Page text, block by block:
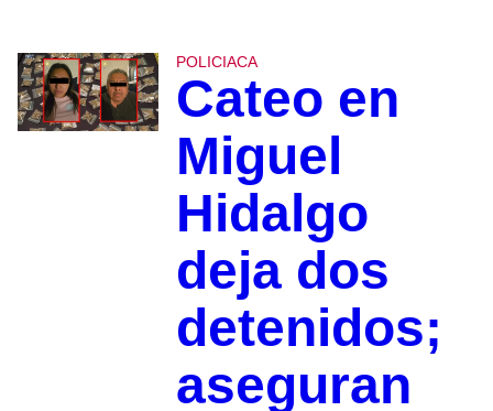
POLICIACA
Cateo en
Miguel
Hidalgo
deja dos
detenidos;
aseguran